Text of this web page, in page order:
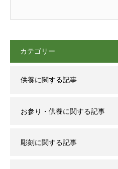
カテゴリー
供養に関する記事
お参り・供養に関する記事
彫刻に関する記事